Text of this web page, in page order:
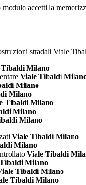
accetti la
Tibaldi Milano
Viale Tibaldi
Milano
Milano
Tibaldi Milano
Milano
Milano
Viale Tibaldi Milano
Milano
Viale Tibaldi
Milano
Tibaldi Milano
Tibaldi Milano